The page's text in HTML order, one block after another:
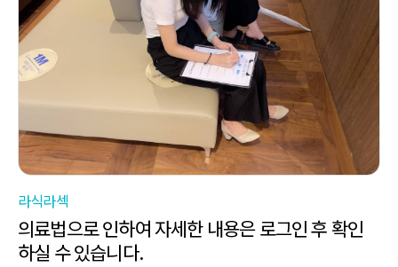
라식라섹
의료법으로 인하여 자세한 내용은 로그인 후 확인
하실 수 있습니다.